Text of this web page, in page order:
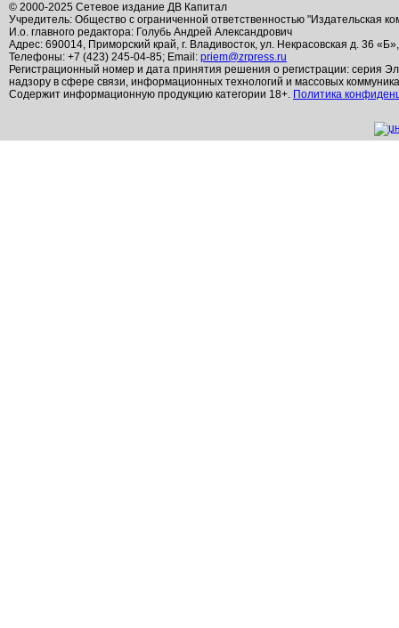
© 2000-2025 Сетевое издание ДВ Капитал
Учредитель: Общество с ограниченной ответственностью "Издательская
И.о. главного редактора: Голубь Андрей Александрович
Адрес: 690014, Приморский край, г. Владивосток, ул. Некрасовская д. 36
Телефоны: +7 (423) 245-04-85; Email: priem@zrpress.ru
Регистрационный номер и дата принятия решения о регистрации: серия
надзору в сфере связи, информационных технологий и массовых
Содержит информационную продукцию категории 18+. Политика